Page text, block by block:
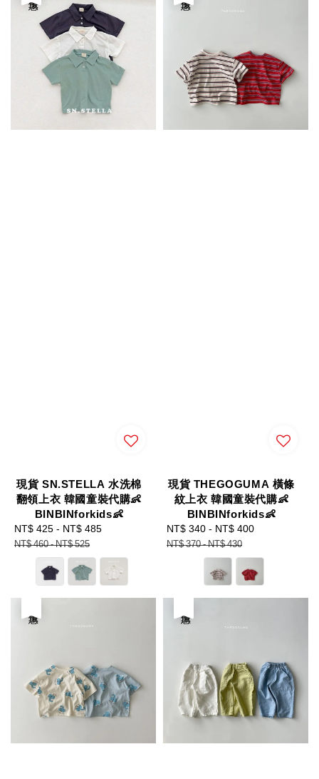
現貨 SN.STELLA 水洗棉
翻領上衣 韓國童裝代購👶
BINBINforkids👶
Sale
price
NT$ 425 - NT$ 485
NT$ 460-NT$ 525
現貨 THEGOGUMA 橫條
紋上衣 韓國童裝代購👶
BINBINforkids👶
Sale
price
NT$ 340 - NT$ 400
NT$ 370-NT$ 430